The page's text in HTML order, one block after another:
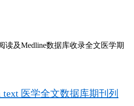
读及Medline数据库收录全文医学期
医学全文数据库期刊列